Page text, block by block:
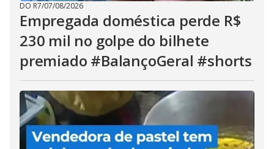
DO R7/07/08/2026
Empregada doméstica perde R$
230 mil no golpe do bilhete
premiado #BalançoGeral #shorts